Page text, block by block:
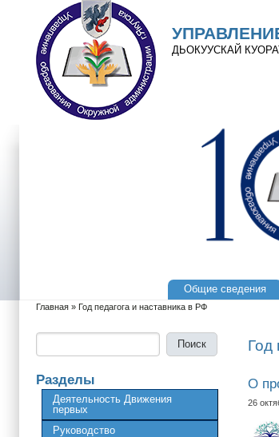
Перейти к основному содержанию
Skip to search
ДЬОКУУСКАЙ
Общие сведения
Вы здесь
Главная » Год педагога и наставника в РФ
Разделы
Деятельность Движения
первых
Руководство
Год
О
26